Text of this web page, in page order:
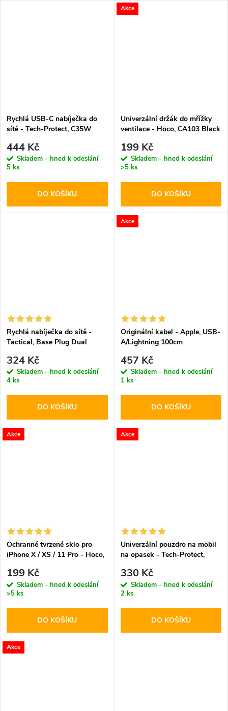
Rychlá USB-C nabíječka do
sítě - Tech-Protect, C35W
444 Kč
Skladem - hned k odeslání
5 ks
DO KOŠÍKU
Akce
Univerzální držák do mřížky
ventilace - Hoco, CA103 Black
199 Kč
Skladem - hned k odeslání
>5 ks
DO KOŠÍKU
Rychlá nabíječka do sítě -
Tactical, Base Plug Dual
324 Kč
Skladem - hned k odeslání
4 ks
DO KOŠÍKU
Akce
Originální kabel - Apple, USB-
A/Lightning 100cm
457 Kč
Skladem - hned k odeslání
1 ks
DO KOŠÍKU
Akce
Ochranné tvrzené sklo pro
iPhone X / XS / 11 Pro - Hoco,
199 Kč
Skladem - hned k odeslání
>5 ks
DO KOŠÍKU
Akce
Univerzální pouzdro na mobil
na opasek - Tech-Protect,
330 Kč
Skladem - hned k odeslání
2 ks
DO KOŠÍKU
Akce